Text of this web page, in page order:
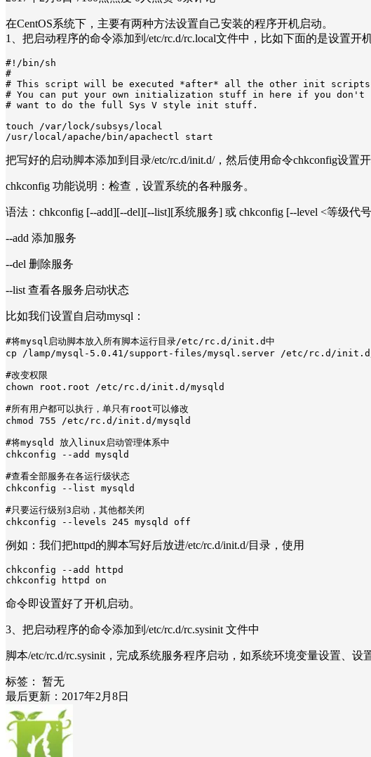
在CentOS系统下，主要有两种方法设置自己安装的程序开机启动。
1、把启动程序的命令添加到/etc/rc.d/rc.local文件中，比如下面的是设置开机
#!/bin/sh
#
# This script will be executed *after* all the other init
# You can put your own initialization stuff in here if you don't
# want to do the full Sys V style init stuff.
touch /var/lock/subsys/local
/usr/local/apache/bin/apachectl start
把写好的启动脚本添加到目录/etc/rc.d/init.d/，然后使用命令chkconfig设置开
chkconfig 功能说明：检查，设置系统的各种服务。
语法：chkconfig [--add][--del][--list][系统服务] 或 chkconfig [--level <等级代
--add 添加服务
--del 删除服务
--list 查看各服务启动状态
比如我们设置自启动mysql：
#将mysql启动脚本放入所有脚本运行目录/etc/rc.d/init.d中
cp /lamp/mysql-5.0.41/support-files/mysql.server /etc/rc.d/init.d/
#改变权限
chown root.root /etc/rc.d/init.d/mysqld
#所有用户都可以执行，单只有root可以修改
chmod 755 /etc/rc.d/init.d/mysqld
#将mysqld 放入linux启动管理体系中
chkconfig --add mysqld
#查看全部服务在各运行级状态
chkconfig --list mysqld
#只要运行级别3启动，其他都关闭
chkconfig --levels 245 mysqld off
例如：我们把httpd的脚本写好后放进/etc/rc.d/init.d/目录，使用
chkconfig --add httpd
chkconfig httpd on
命令即设置好了开机启动。
3、把启动程序的命令添加到/etc/rc.d/rc.sysinit 文件中
脚本/etc/rc.d/rc.sysinit，完成系统服务程序启动，如系统环境变量设置、
标签：
暂无
最后更新：2017年2月8日